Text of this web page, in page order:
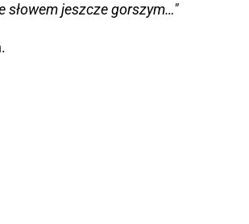
słowem jeszcze gorszym…"